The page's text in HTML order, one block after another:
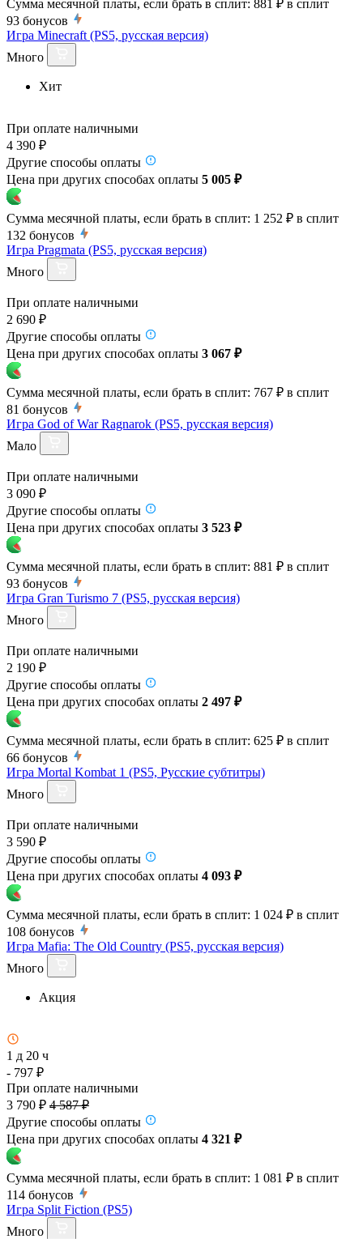
Сумма месячной платы, если брать в сплит: 881 ₽ в сплит
93 бонусов
Игра Minecraft (PS5, русская версия)
Много
Хит
При оплате наличными
4 390 ₽
Другие способы оплаты
Цена при других способах оплаты 5 005 ₽
Сумма месячной платы, если брать в сплит: 1 252 ₽ в сплит
132 бонусов
Игра Pragmata (PS5, русская версия)
Много
При оплате наличными
2 690 ₽
Другие способы оплаты
Цена при других способах оплаты 3 067 ₽
Сумма месячной платы, если брать в сплит: 767 ₽ в сплит
81 бонусов
Игра God of War Ragnarok (PS5, русская версия)
Мало
При оплате наличными
3 090 ₽
Другие способы оплаты
Цена при других способах оплаты 3 523 ₽
Сумма месячной платы, если брать в сплит: 881 ₽ в сплит
93 бонусов
Игра Gran Turismo 7 (PS5, русская версия)
Много
При оплате наличными
2 190 ₽
Другие способы оплаты
Цена при других способах оплаты 2 497 ₽
Сумма месячной платы, если брать в сплит: 625 ₽ в сплит
66 бонусов
Игра Mortal Kombat 1 (PS5, Русские субтитры)
Много
При оплате наличными
3 590 ₽
Другие способы оплаты
Цена при других способах оплаты 4 093 ₽
Сумма месячной платы, если брать в сплит: 1 024 ₽ в сплит
108 бонусов
Игра Mafia: The Old Country (PS5, русская версия)
Много
Акция
1 д 20 ч
- 797 ₽
При оплате наличными
3 790 ₽ 4 587 ₽
Другие способы оплаты
Цена при других способах оплаты 4 321 ₽
Сумма месячной платы, если брать в сплит: 1 081 ₽ в сплит
114 бонусов
Игра Split Fiction (PS5)
Много